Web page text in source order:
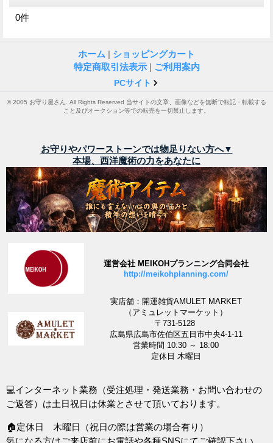
0件
ホーム | ショッピングカート
特定商取引法表示 | ご利用案内
PCサイト
© 2005 お守り屋さん. All Rights Reserved 当サイトの文章、画像などを無断で転記・転載する
こと及びオークション等での転売を一切禁止します。
お守りやパワーストーンでは物足りない方へ▼
本場、西洋魔術の力をあなたに
運営会社 MEIKOHプランニング合同会社
http://meikohplanning.com/
実店舗：開運雑貨AMULET MARKET
（アミュレットマーケット）
〒731-5128
広島県広島市佐伯区五日市中央4-1-11
営業時間 10:30 ～ 18:00
定休日 木曜日
💻インターネット業務（受注処理・発送業務・お問い合わせの
ご返答）は土日祝日は休業とさせて頂いております。
🏠定休日 木曜日（祝日の際は営業の場合有り）
気になる方はご来店前にお電話や各種SNSにてご確認下さい。